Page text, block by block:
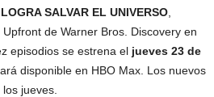
SALVAR EL UNIVERSO
de Warner Bros. Discovery en
episodios se estrena el jueves 23 de
disponible en HBO Max. Los nuevos
jueves.